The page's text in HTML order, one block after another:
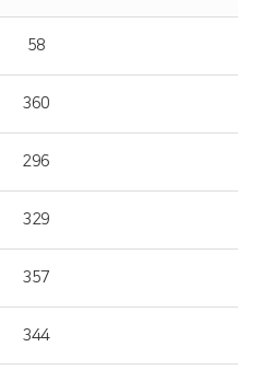
58
360
296
329
357
344